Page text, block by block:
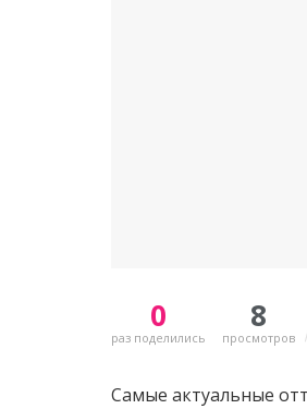
0
раз поделились
8
просмотров
Самые актуальные